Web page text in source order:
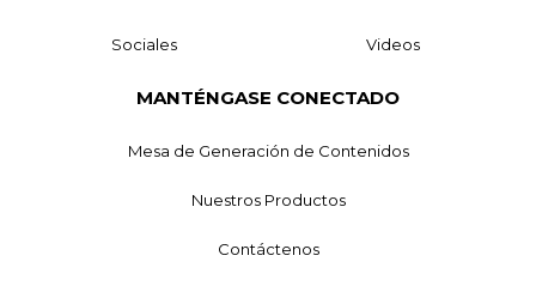
Sociales Videos
MANTÉNGASE CONECTADO
Mesa de Generación de Contenidos
Nuestros Productos
Contáctenos